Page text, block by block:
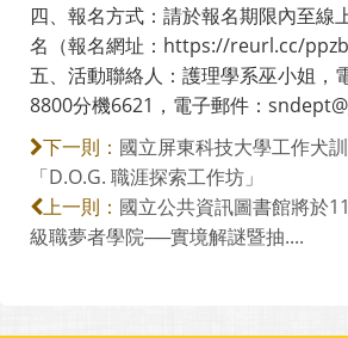
四、報名方式：請於報名期限內至線
名（報名網址：https://reurl.cc/
五、活動聯絡人：護理學系巫小姐，
8800分機6621，電子郵件：
下一則： 國立屏東科技大學工作犬
「D.O.G. 職涯探索工作坊」
上一則： 國立公共資訊圖書館將於
級職夢者學院──實境解謎暨抽....